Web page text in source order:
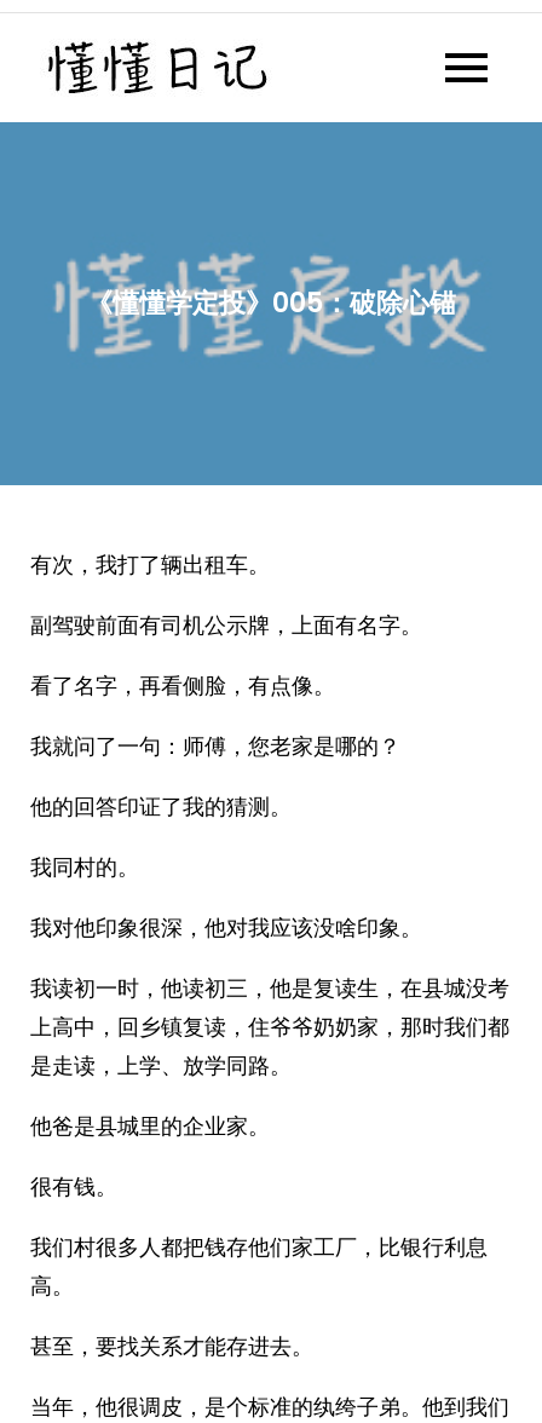
Skip
content
懂懂日记网每天同步更新懂懂学
《懂懂学定投》005：破除心锚
有次，我打了辆出租车。
副驾驶前面有司机公示牌，上面有名字。
看了名字，再看侧脸，有点像。
我就问了一句：师傅，您老家是哪的？
他的回答印证了我的猜测。
我同村的。
我对他印象很深，他对我应该没啥印象。
我读初一时，他读初三，他是复读生，在县城没考
上高中，回乡镇复读，住爷爷奶奶家，那时我们都
是走读，上学、放学同路。
他爸是县城里的企业家。
很有钱。
我们村很多人都把钱存他们家工厂，比银行利息
高。
甚至，要找关系才能存进去。
当年，他很调皮，是个标准的纨绔子弟。他到我们